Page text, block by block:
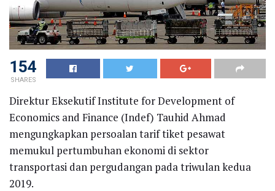
154
SHARES
Direktur Eksekutif Institute for Development of
Economics and Finance (Indef) Tauhid Ahmad
mengungkapkan persoalan tarif tiket pesawat
memukul pertumbuhan ekonomi di sektor
transportasi dan pergudangan pada triwulan kedua
2019.